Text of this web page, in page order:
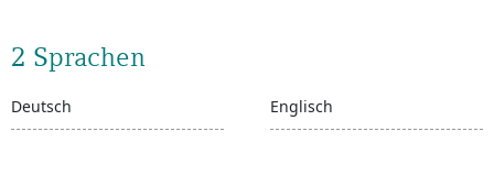
2 Sprachen
Deutsch Englisch